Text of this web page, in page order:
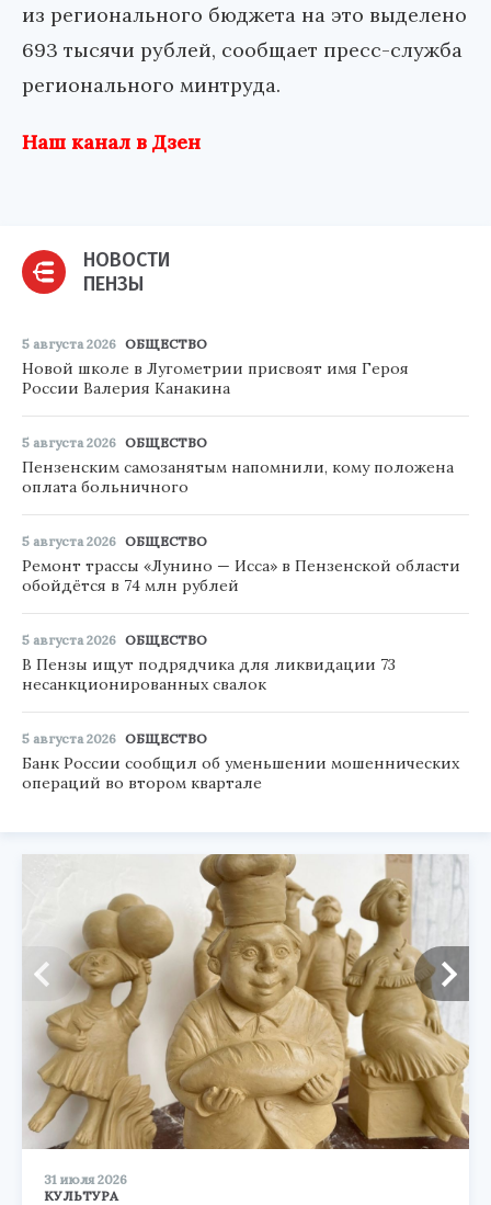
из регионального бюджета на это выделено
693 тысячи рублей, сообщает пресс-служба
регионального минтруда.
Наш канал в Дзен
НОВОСТИ
ПЕНЗЫ
5 августа 2026 ОБЩЕСТВО
Новой школе в Лугометрии присвоят имя Героя
России Валерия Канакина
5 августа 2026 ОБЩЕСТВО
Пензенским самозанятым напомнили, кому положена
оплата больничного
5 августа 2026 ОБЩЕСТВО
Ремонт трассы «Лунино — Исса» в Пензенской области
обойдётся в 74 млн рублей
5 августа 2026 ОБЩЕСТВО
В Пензы ищут подрядчика для ликвидации 73
несанкционированных свалок
5 августа 2026 ОБЩЕСТВО
Банк России сообщил об уменьшении мошеннических
операций во втором квартале
31 июля 2026
КУЛЬТУРА